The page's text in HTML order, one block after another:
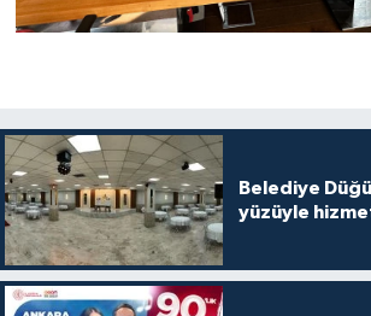
Belediye
yüzüyle